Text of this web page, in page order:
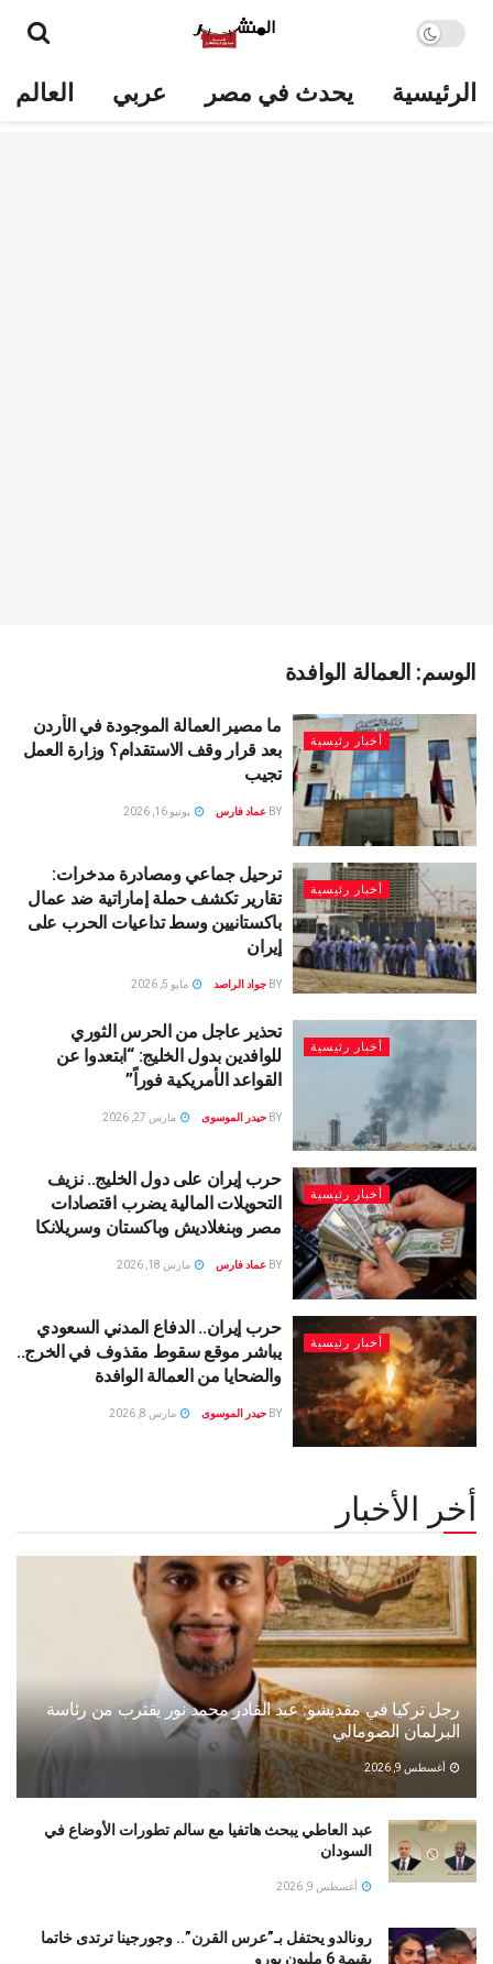
الرئيسية يحدث في مصر عربي العالم
الوسم: العمالة الوافدة
أخبار رئيسية
ما مصير العمالة الموجودة في الأردن
بعد قرار وقف الاستقدام؟ وزارة العمل
تجيب
BY عماد فارس يونيو 16, 2026
أخبار رئيسية
ترحيل جماعي ومصادرة مدخرات:
تقارير تكشف حملة إماراتية ضد عمال
باكستانيين وسط تداعيات الحرب على
إيران
BY جواد الراصد مايو 5, 2026
أخبار رئيسية
تحذير عاجل من الحرس الثوري
للوافدين بدول الخليج: “ابتعدوا عن
القواعد الأمريكية فوراً”
BY حيدر الموسوى مارس 27, 2026
أخبار رئيسية
حرب إيران على دول الخليج.. نزيف
التحويلات المالية يضرب اقتصادات
مصر وبنغلاديش وباكستان وسريلانكا
BY عماد فارس مارس 18, 2026
أخبار رئيسية
حرب إيران.. الدفاع المدني السعودي
يباشر موقع سقوط مقذوف في الخرج..
والضحايا من العمالة الوافدة
BY حيدر الموسوى مارس 8, 2026
أخر الأخبار
رجل تركيا في مقديشو: عبد القادر محمد نور يقترب من رئاسة
البرلمان الصومالي
أغسطس 9, 2026
عبد العاطي يبحث هاتفيا مع سالم تطورات الأوضاع في
السودان
أغسطس 9, 2026
رونالدو يحتفل بـ”عرس القرن”.. وجورجينا ترتدى خاتما
بقيمة 6 مليون يورو